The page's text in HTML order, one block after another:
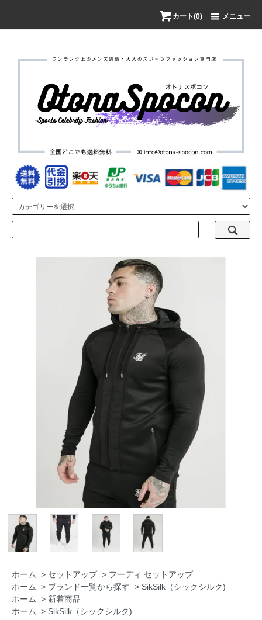
カート(0) メニュー
ホーム > セットアップ > フーディ セットアップ
ホーム
> ブランド一覧から探す > SikSilk（シックシルク)
ホーム
> 新着商品
ホーム
> SikSilk（シックシルク)